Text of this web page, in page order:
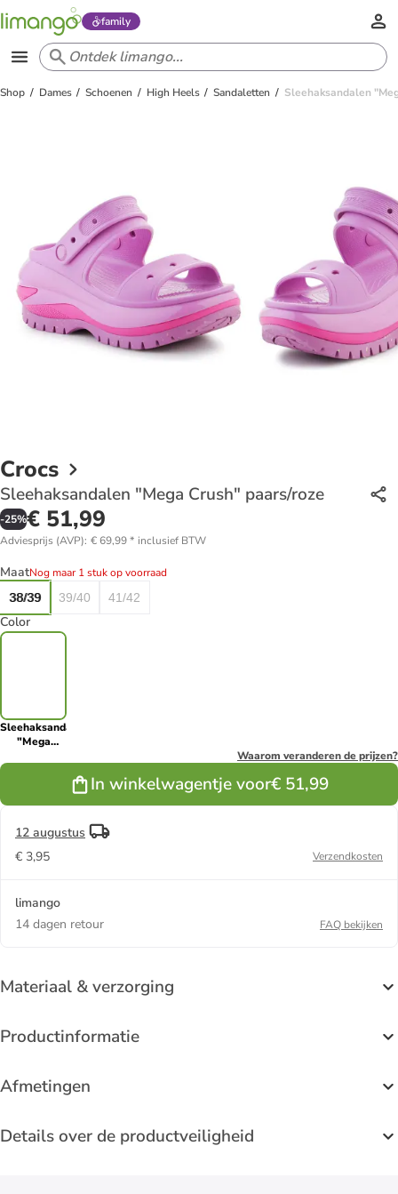
family
Shop Dames Schoenen High Heels Sandaletten Sleehaksandalen
Crocs
Sleehaksandalen "Mega Crush" paars/roze
-25%€ 51,99
Adviesprijs (AVP): € 69,99* inclusief BTW
MaatNog maar 1 stuk op voorraad
38/39
39/40 41/42
Color
Sleehaksandalen
"Mega
Waarom veranderen de prijzen?
In winkelwagentje voor€ 51,99
12 augustus
€ 3,95
Verzendkosten
limango
14 dagen retour
FAQ bekijken
Materiaal & verzorging
Productinformatie
Afmetingen
Details over de productveiligheid